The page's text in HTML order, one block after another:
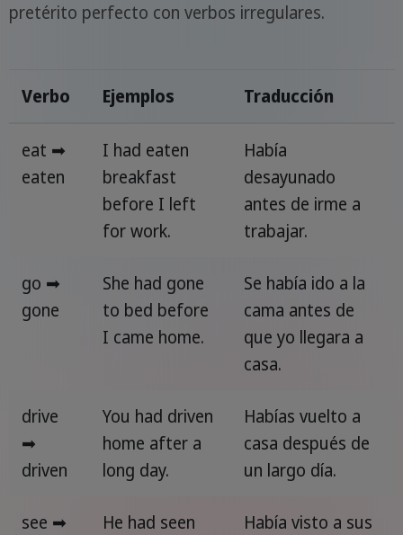
pretérito perfecto con verbos irregulares.
Verbo Ejemplos Traducción
eat ➡
eaten
I had eaten
breakfast
before I left
for work.
Había
desayunado
antes de irme a
trabajar.
go ➡
gone
She had gone
to bed before
I came home.
Se había ido a la
cama antes de
que yo llegara a
casa.
drive
➡
driven
You had driven
home after a
long day.
Habías vuelto a
casa después de
un largo día.
see ➡
He had seen
Había visto a sus